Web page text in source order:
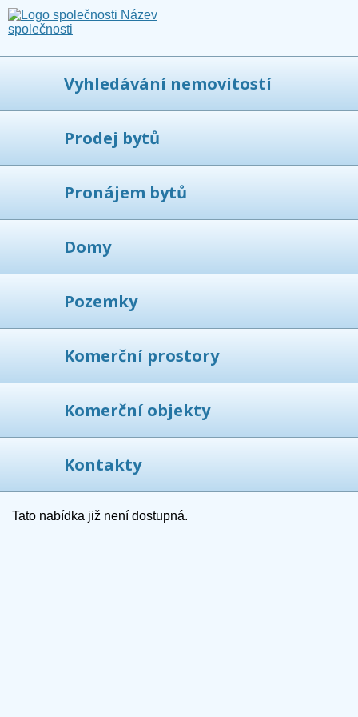
Vyhledávání nemovitostí
Prodej bytů
Pronájem bytů
Domy
Pozemky
Komerční prostory
Komerční objekty
Kontakty
Tato nabídka již není dostupná.